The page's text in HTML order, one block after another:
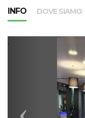
INFO
DOVE SIAMO